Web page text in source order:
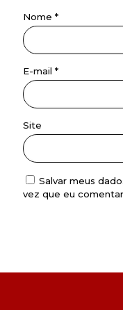
Nome *
E-mail *
Site
Salvar meus
vez que eu